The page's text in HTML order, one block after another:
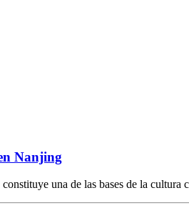
Nanjing
una de las bases de la